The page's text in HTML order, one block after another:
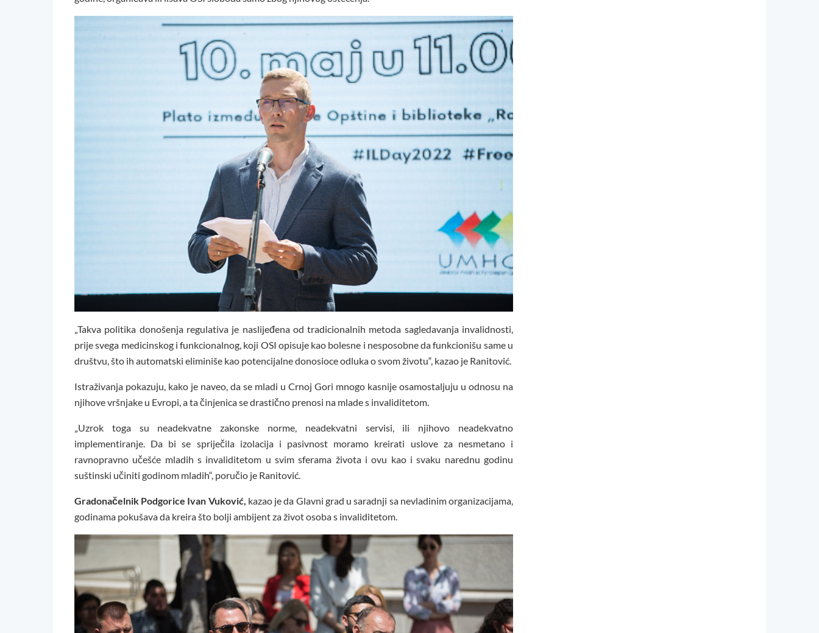
„Takva politika donošenja regulativa je naslijeđena od tradicionalnih metoda sagledavanja invalidnosti,
prije svega medicinskog i funkcionalnog, koji OSI opisuje kao bolesne i nesposobne da funkcionišu same u
društvu, što ih automatski eliminiše kao potencijalne donosioce odluka o svom životu“, kazao je Ranitović.
Istraživanja pokazuju, kako je naveo, da se mladi u Crnoj Gori mnogo kasnije osamostaljuju u odnosu na
njihove vršnjake u Evropi, a ta činjenica se drastično prenosi na mlade s invaliditetom.
„Uzrok toga su neadekvatne zakonske norme, neadekvatni servisi, ili njihovo neadekvatno
implementiranje. Da bi se spriječila izolacija i pasivnost moramo kreirati uslove za nesmetano i
ravnopravno učešće mladih s invaliditetom u svim sferama života i ovu kao i svaku narednu godinu
suštinski učiniti godinom mladih“, poručio je Ranitović.
Gradonačelnik Podgorice Ivan Vuković, kazao je da Glavni grad u saradnji sa nevladinim organizacijama,
godinama pokušava da kreira što bolji ambijent za život osoba s invaliditetom.